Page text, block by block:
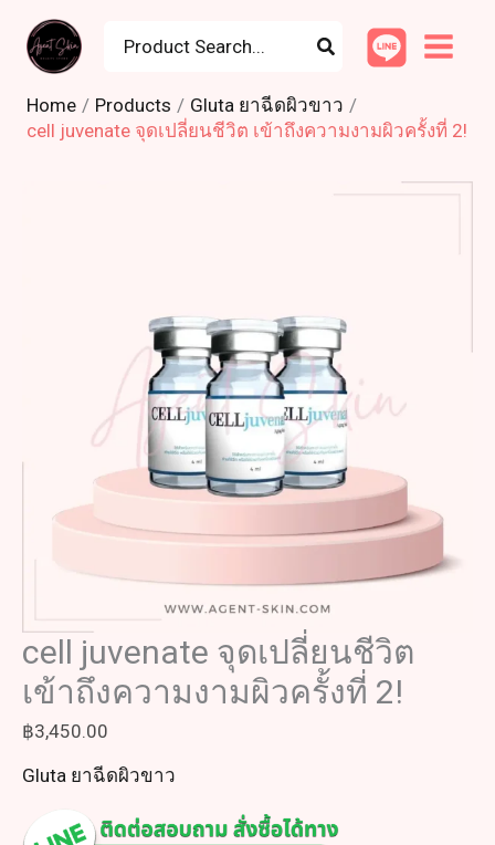
content
for:
Home Products
Gluta ยาฉีดผิวขาว
cell juvenate จุดเปลี่ยนชีวิต เข้าถึงความงามผิวครั้งที่ 2!
cell juvenate จุดเปลี่ยนชีวิต
เข้าถึงความงามผิวครั้งที่ 2!
฿3,450.00
Gluta ยาฉีดผิวขาว